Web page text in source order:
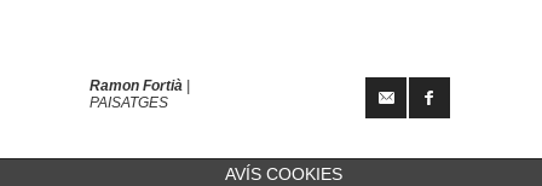
Ramon Fortià
PAISATGES
AVÍS COOKIES